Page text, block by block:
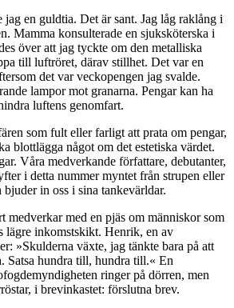
jag en guldtia. Det är sant. Jag låg raklång i
Mamma konsulterade en sjuksköterska i
över att jag tyckte om den metalliska
till luftröret, därav stillhet. Det var en
det var veckopengen jag svalde.
lampor mot granarna. Pengar kan ha
luftens genomfart.
som fult eller farligt att prata om pengar,
blottlägga något om det estetiska värdet.
Våra medverkande författare, debutanter,
i detta nummer myntet från strupen eller
in oss i sina tankevärldar.
medverkar med en pjäs om människor som
lägre inkomstskikt. Henrik, en av
»Skulderna växte, jag tänkte bara på att
Satsa hundra till, hundra till.« En
ringer på dörren, men
i brevinkastet: förslutna brev.